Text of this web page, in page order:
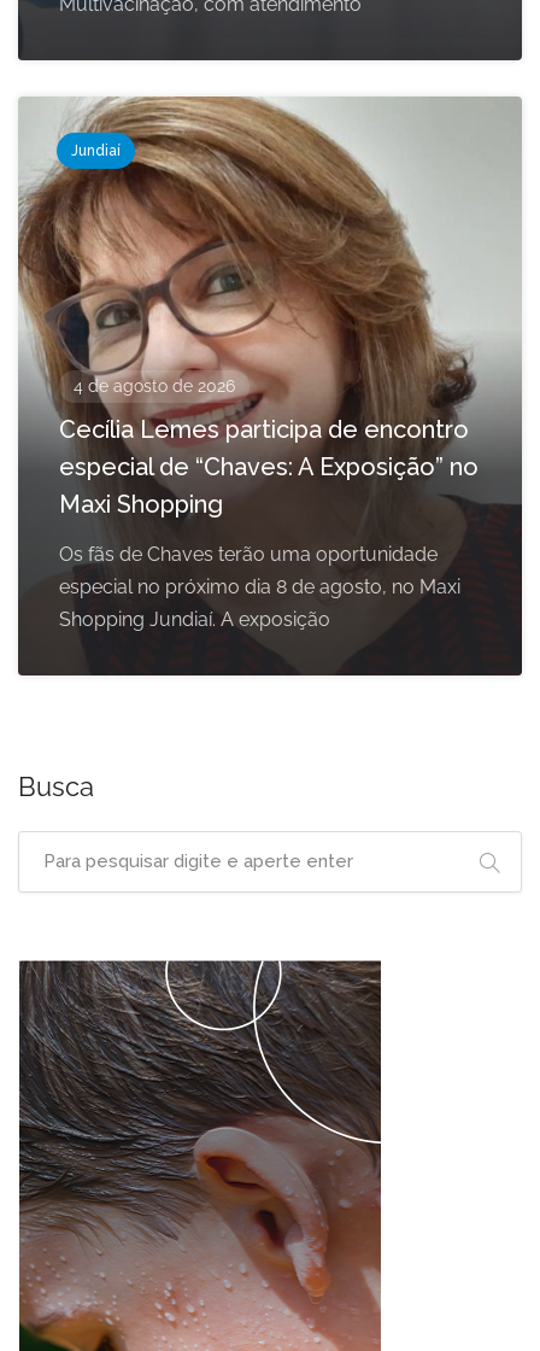
Jundiaí
4 de agosto de 2026
Cecília Lemes participa de encontro
especial de “Chaves: A Exposição” no
Maxi Shopping
Os fãs de Chaves terão uma oportunidade
especial no próximo dia 8 de agosto, no Maxi
Shopping Jundiaí. A exposição
Busca